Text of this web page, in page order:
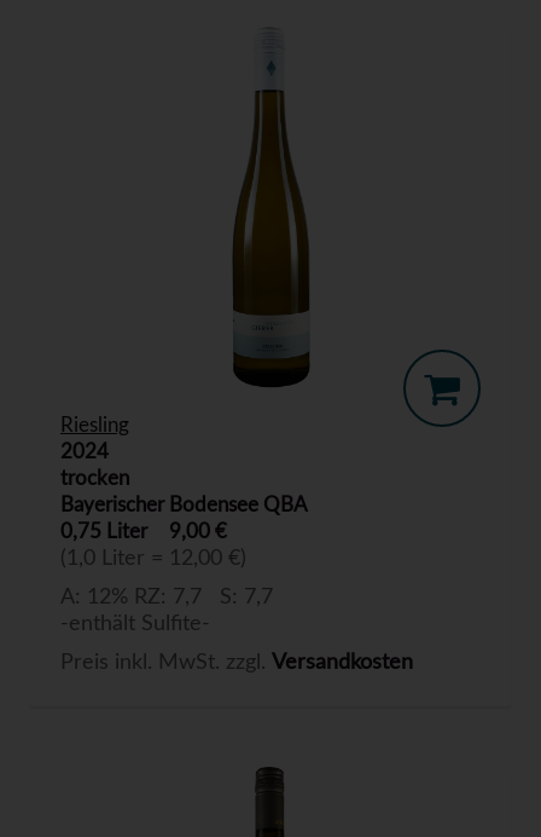
Riesling
2024
trocken
Bayerischer Bodensee QBA
0,75 Liter
9,00 €
(1,0 Liter = 12,00 €)
A: 12% RZ: 7,7 S: 7,7
-enthält Sulfite-
Preis inkl. MwSt. zzgl. Versandkosten